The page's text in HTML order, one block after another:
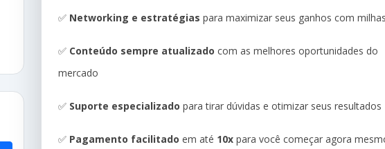
✅ Networking e estratégias para maximizar seus ganhos com
✅ Conteúdo sempre atualizado com as melhores oportunidades do
mercado
✅ Suporte especializado para tirar dúvidas e otimizar seus resultados
✅ Pagamento facilitado em até 10x para você começar agora